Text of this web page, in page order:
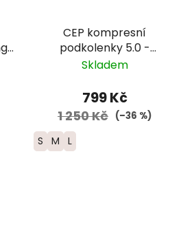
CEP kompresní
podkolenky 5.0 -
dámské - modrá
Skladem
799 Kč
1 250 Kč (–36 %)
S M L